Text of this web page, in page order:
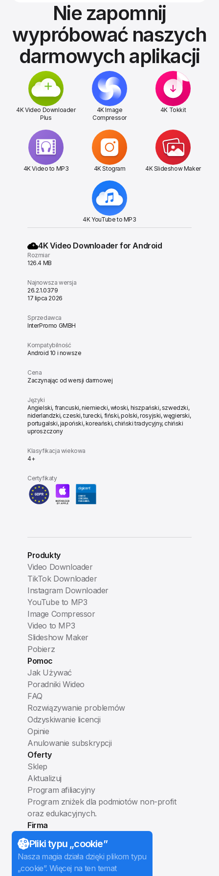
Nie zapomnij
wypróbować naszych
darmowych aplikacji
4K Video Downloader
Plus
4K Image
Compressor
4K Tokkit
4K Video to MP3 4K Stogram 4K Slideshow Maker
4K YouTube to MP3
4K Video Downloader for Android
Rozmiar
126.4 MB
Najnowsza wersja
26.2.1.0379
17 lipca 2026
Sprzedawca
InterPromo GMBH
Kompatybilność
Android 10 i nowsze
Cena
Zaczynając od wersji darmowej
Języki
Angielski, francuski, niemiecki, włoski, hiszpański, szwedzki,
niderlandzki, czeski, turecki, fiński, polski, rosyjski, węgierski,
portugalski, japoński, koreański, chiński tradycyjny, chiński
uproszczony
Klasyfikacja wiekowa
4+
Certyfikaty
Produkty
Video Downloader
TikTok Downloader
Instagram Downloader
YouTube to MP3
Image Compressor
Video to MP3
Slideshow Maker
Pobierz
Pomoc
Jak Używać
Poradniki Wideo
FAQ
Rozwiązywanie problemów
Odzyskiwanie licencji
Opinie
Anulowanie subskrypcji
Oferty
Sklep
Aktualizuj
Program afiliacyjny
Program zniżek dla podmiotów non-profit
oraz edukacyjnych.
Firma
O nas
Blog
Kontakt
Obserwuj nas
Pliki typu „cookie”
Nasza magia działa dzięki plikom typu
„cookie”. Więcej na ten temat